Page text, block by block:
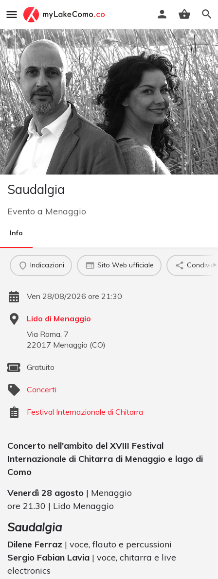
Saudalgia
Evento a Menaggio
Info
Indicazioni Sito Web ufficiale Condividi
Ven 28/08/2026 ore 21:30
Lido di Menaggio
Via Roma, 7
22017 Menaggio (CO)
Gratuito
Concerti
Festival Internazionale di Chitarra
Concerto nell'ambito del XVIII Festival
Internazionale di Chitarra di Menaggio e lago di
Como
Venerdì 28 agosto | Menaggio
ore 21.30 | Lido Menaggio
Saudalgia
Dilene Ferraz | voce, flauto e percussioni
Sergio Fabian Lavia | voce, chitarra e live
electronics